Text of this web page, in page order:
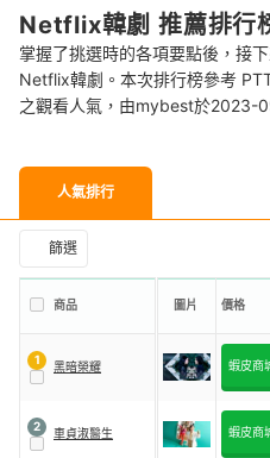
Netflix韓劇 推薦排行
掌握了挑選時的各項要點後，接
Netflix韓劇。本次排行榜參考
之觀看人氣，由mybest於2023-
人氣排行
篩選
商品 圖片 價格
1 黑暗榮耀 蝦皮商
2 車貞淑醫生 蝦皮商